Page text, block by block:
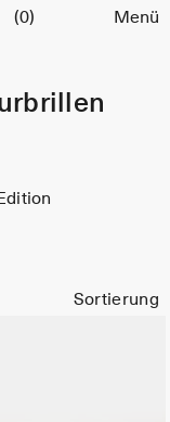
(0) Menü